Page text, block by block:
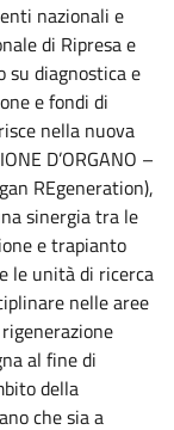
nazionali e
di Ripresa e
su diagnostica e
e fondi di
nella nuova
D’ORGANO –
REgeneration),
sinergia tra le
e trapianto
e le unità di ricerca
nelle aree
al fine di
della
che sia a